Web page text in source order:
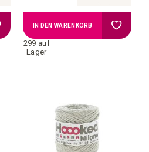
Zur
Wunschliste
299 auf
Lager
IN DEN WARENKORB Zur